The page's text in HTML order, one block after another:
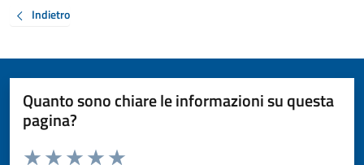
Indietro
Quanto sono chiare le informazioni su questa
pagina?
Valuta da 1 a 5 stelle la pagina